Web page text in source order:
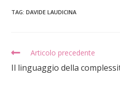
TAG:DAVIDE LAUDICINA
Articolo precedente
Il linguaggio della